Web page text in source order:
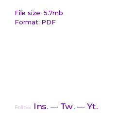
File size: 5.7mb
Format: PDF
Follow Ins. Tw. Yt.